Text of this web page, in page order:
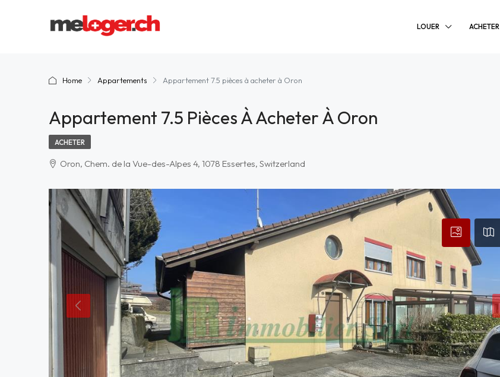
LOUER ACHETER
Home Appartements Appartement 7.5 pièces à acheter à Oron
Appartement 7.5 Pièces À Acheter À Oron
ACHETER
Oron, Chem. de la Vue-des-Alpes 4, 1078 Essertes, Switzerland